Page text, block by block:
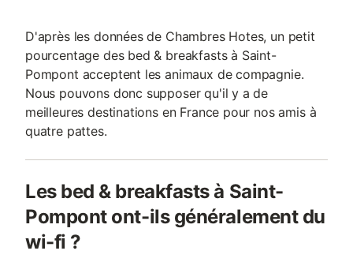
D'après les données de Chambres Hotes, un petit
pourcentage des bed & breakfasts à Saint-
Pompont acceptent les animaux de compagnie.
Nous pouvons donc supposer qu'il y a de
meilleures destinations en France pour nos amis à
quatre pattes.
Les bed & breakfasts à Saint-
Pompont ont-ils généralement du
wi-fi ?